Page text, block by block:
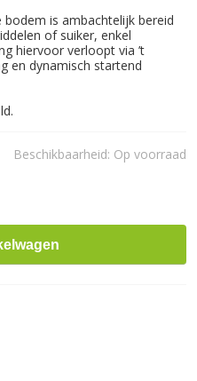
is ambachtelijk bereid
of suiker, enkel
hiervoor verloopt via ’t
en dynamisch startend
Beschikbaarheid: Op voorraad